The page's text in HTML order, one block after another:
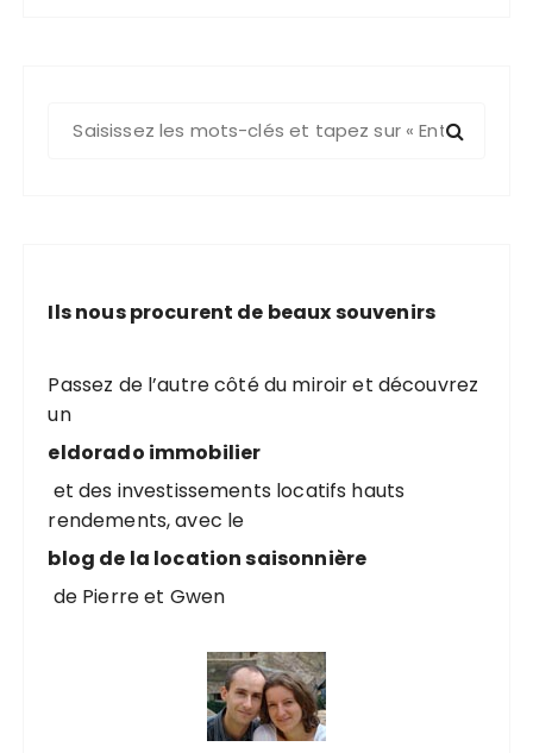
h
p
o
u
:
Ils nous procurent de beaux souvenirs
Passez de l’autre côté du miroir et découvrez
un
eldorado immobilier
et des investissements locatifs hauts
rendements, avec le
blog de la location saisonnière
de Pierre et Gwen